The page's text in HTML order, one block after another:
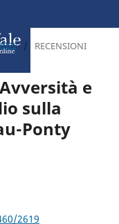
/ RECENSIONI
Avversità e
sulla
Ponty
2619